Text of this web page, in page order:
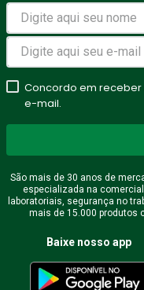
Concordo em
e-mail.
São mais de 30 anos de
especializada na
laboratoriais, segurança no
mais de 15.000 produtos
Baixe nosso app